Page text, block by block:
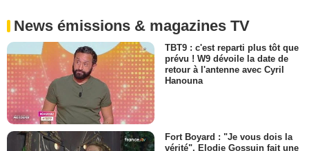
News émissions & magazines TV
TBT9 : c'est reparti plus tôt que
prévu ! W9 dévoile la date de
retour à l'antenne avec Cyril
Hanouna
Fort Boyard : "Je vous dois la
vérité", Elodie Gossuin fait une